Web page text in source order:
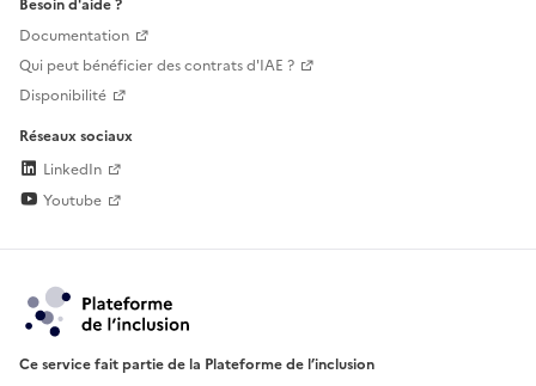
Besoin d'aide ?
Documentation
Qui peut bénéficier des contrats d'IAE ?
Disponibilité
Réseaux sociaux
LinkedIn
Youtube
Ce service fait partie de la Plateforme de l’inclusion